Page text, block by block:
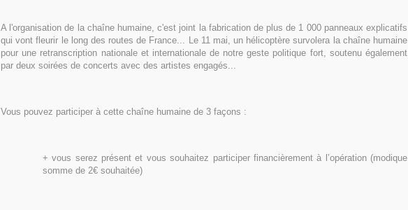
A l'organisation de la chaîne humaine, c'est joint la fabrication de plus de 1 000 panneaux explicatifs
qui vont fleurir le long des routes de France... Le 11 mai, un hélicoptère survolera la chaîne humaine
pour une retranscription nationale et internationale de notre geste politique fort, soutenu également
par deux soirées de concerts avec des artistes engagés...
Vous pouvez participer à cette chaîne humaine de 3 façons :
+ vous serez présent et vous souhaitez participer financièrement à l’opération (modique
somme de 2€ souhaitée)